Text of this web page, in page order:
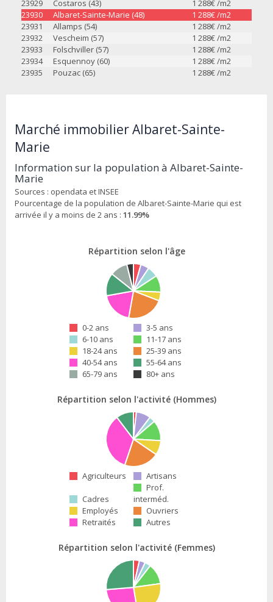
23929 Costaros (43) 1 288€ /m2
23930
Albaret-Sainte-Marie (48) 1 288€ /m2
23931
Allamps (54) 1 288€ /m2
23932
Vescheim (57) 1 288€ /m2
23933
Folschviller (57) 1 288€ /m2
23934
Esquennoy (60) 1 288€ /m2
23935
Pouzac (65) 1 288€ /m2
Marché immobilier Albaret-Sainte-
Marie
Information sur la population à Albaret-Sainte-
Marie
Sources : opendata et INSEE
Pourcentage de la population de Albaret-Sainte-Marie qui est
arrivée il y a moins de 2 ans : 11.99%
Répartition selon l'âge
0-2 ans
3-5 ans
6-10 ans
11-17 ans
18-24 ans
25-39 ans
40-54 ans
55-64 ans
65-79 ans
80+ ans
Répartition selon l'activité (Hommes)
Agriculteurs Artisans
Cadres
Prof.
interméd.
Employés
Ouvriers
Retraités
Autres
Répartition selon l'activité (Femmes)